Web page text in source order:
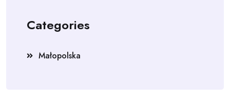
Categories
Małopolska